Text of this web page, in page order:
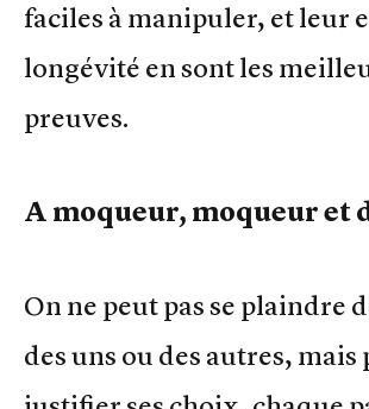
faciles à manipuler, et leur
longévité en sont les
preuves.
A moqueur, moqueur et
On ne peut pas se plaindre
des uns ou des autres, mais